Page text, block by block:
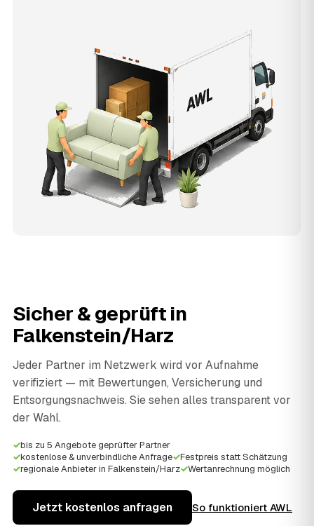
Sicher & geprüft in
Falkenstein/Harz
Jeder Partner im Netzwerk wird vor Aufnahme
verifiziert — mit Bewertungen, Versicherung und
Entsorgungsnachweis. Sie sehen alles transparent vor
der Wahl.
✓bis zu 5 Angebote geprüfter Partner
✓kostenlose & unverbindliche Anfrage✓Festpreis statt Schätzung
✓regionale Anbieter in Falkenstein/Harz✓Wertanrechnung möglich
Jetzt kostenlos anfragen So funktioniert AWL